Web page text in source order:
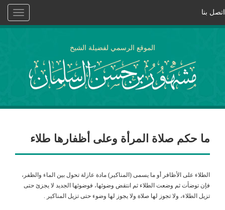
Toggle
اتصل بنا
الموقع الرسمي لفضيلة الشيخ
ما حكم صلاة المرأة وعلى أظفارها طلاء
الطلاء على الأظافر أو ما يسمى (المناكير) مادة عازلة تحول بين الماء والظفر،
فإن توضأت ثم وضعت الطلاء ثم انتقض وضوئها، فوضوئها الجديد لا يجزئ حتى
تزيل الطلاء، ولا تجوز لها صلاة ولا يجوز لها وضوء حتى تزيل المناكير .